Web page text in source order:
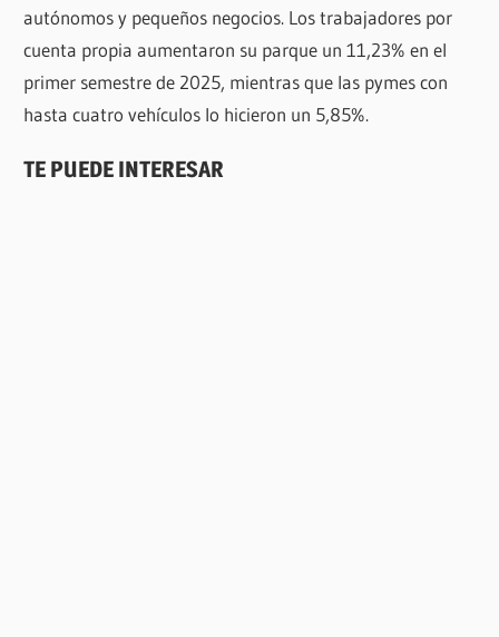
autónomos y pequeños negocios. Los trabajadores por
cuenta propia aumentaron su parque un 11,23% en el
primer semestre de 2025, mientras que las pymes con
hasta cuatro vehículos lo hicieron un 5,85%.
TE PUEDE INTERESAR